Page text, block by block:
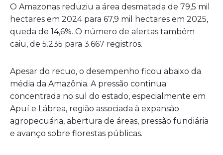
O Amazonas reduziu a área desmatada de 79,5 mil
hectares em 2024 para 67,9 mil hectares em 2025,
queda de 14,6%. O número de alertas também
caiu, de 5.235 para 3.667 registros.
Apesar do recuo, o desempenho ficou abaixo da
média da Amazônia. A pressão continua
concentrada no sul do estado, especialmente em
Apuí e Lábrea, região associada à expansão
agropecuária, abertura de áreas, pressão fundiária
e avanço sobre florestas públicas.